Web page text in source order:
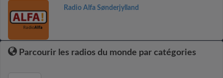
Radio Alfa Sønderjylland
Parcourir les radios du monde par catégories